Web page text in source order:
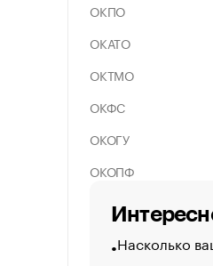
ОКПО
ОКАТО
ОКТМО
ОКФС
ОКОГУ
ОКОПФ
Насколько